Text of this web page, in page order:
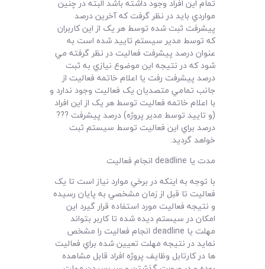
تمام اين افراد وجود داشته باشد البته در چنين
مواردي بايد در نظر گرفت که آخرين درصد
پيشرفت ثبت شده توسط هر يک از اين کاربران
که توسط مدير سيستم تاييد شده است به
عنوان درصد پيشرفت فعاليت در نظر گرفته مي
شود که در نتيجه اين موضوع نيازي به ثبت
درصد پيشرفت رفت يا اعلام خاتمه فعاليت از
جانب تمامي متصديان يک فعاليت وجود ندارد و
با اعلام خاتمه فعاليت توسط هر يک از اين افراد
(و تاييد توسط مدير پروژه) درصد پيشرفت ???
درصد براي اين فعاليت توسط سيستم ثبت
خواهد گرديد.
مدت يا deadline انجام فعاليت
با توجه به اينکه در برخي موارد نياز است تا يک
فعاليت تا قبل از زمان مشخصي به پايان رسيده
و نتيجه فعاليت مورد استفاده قرار گيرد اين
امکان در سيستم ديده شده تا کاربر بتواند
مهلت يا deadline انجام فعاليت را مشخص
نمايد در نتيجه مهلت تعيين شده براي فعاليت
ها در کارتابل وظايف پروژه افراد قابل مشاهده